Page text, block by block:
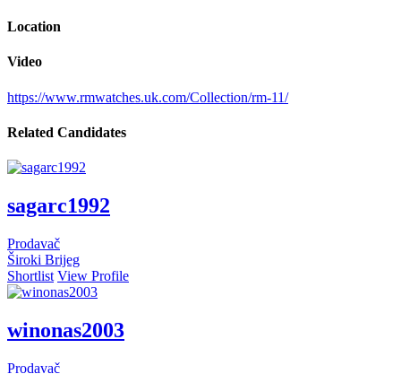
Location
Video
https://www.rmwatches.uk.com/Collection/rm-11/
Related Candidates
sagarc1992
Prodavač
Široki Brijeg
Shortlist View Profile
winonas2003
Prodavač